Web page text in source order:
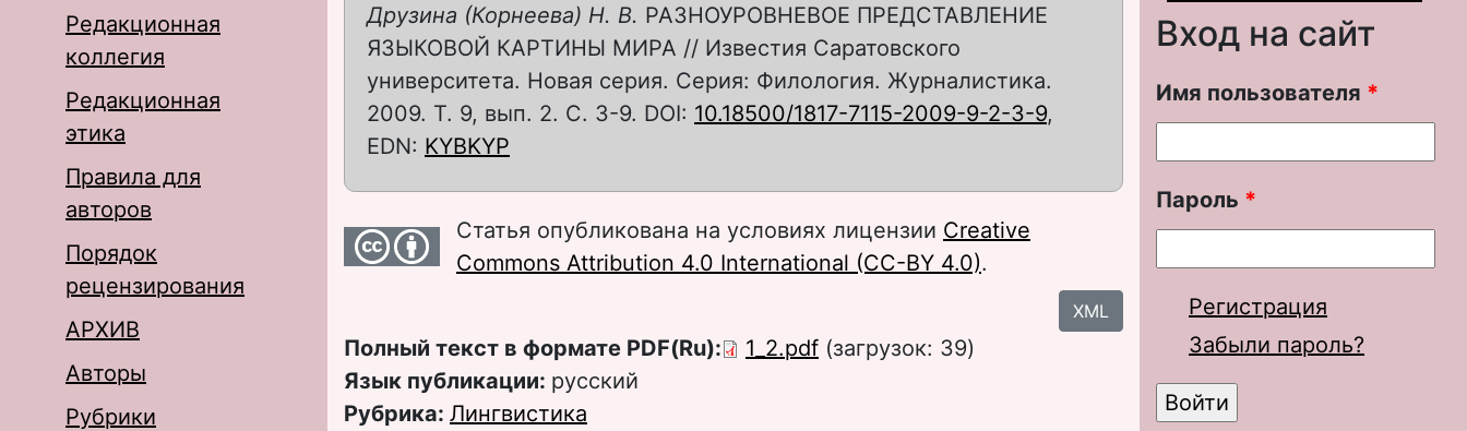
Редакционная
коллегия
Редакционная
этика
Правила для
авторов
Порядок
рецензирования
АРХИВ
Авторы
Рубрики
Друзина (Корнеева) Н. В. РАЗНОУРОВНЕВОЕ ПРЕДСТАВЛЕНИЕ
ЯЗЫКОВОЙ КАРТИНЫ МИРА // Известия Саратовского
университета. Новая серия. Серия: Филология. Журналистика.
2009. Т. 9, вып. 2. С. 3-9. DOI: 10.18500/1817-7115-2009-9-2-3-9,
EDN: KYBKYP
Статья опубликована на условиях лицензии Creative
Commons Attribution 4.0 International (CC-BY 4.0).
XML
Полный текст в формате PDF(Ru): 1_2.pdf (загрузок: 39)
Язык публикации: русский
Рубрика: Лингвистика
Вход на сайт
Имя пользователя *
Пароль *
Регистрация
Забыли пароль?